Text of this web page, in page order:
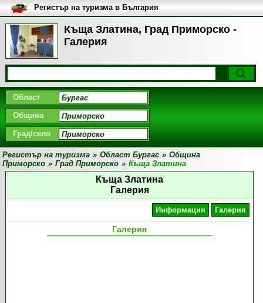
Къща Златина, Град Приморско -
Галерия
Регистър на туризма в България
Област
Община
Град/село
Регистър на туризма » Област Бургас » Община
Приморско » Град Приморско » Къща Златина
Къща Златина
Галерия
Информация Галерия
Галерия